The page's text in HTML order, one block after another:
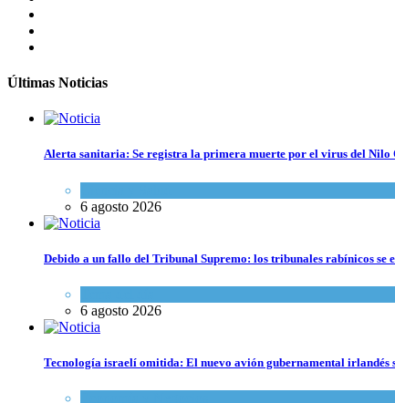
Últimas Noticias
Alerta sanitaria: Se registra la primera muerte por el virus del Nilo
6 agosto 2026
Debido a un fallo del Tribunal Supremo: los tribunales rabínicos
6 agosto 2026
Tecnología israelí omitida: El nuevo avión gubernamental